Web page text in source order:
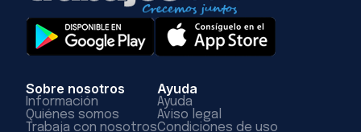
Sobre nosotros
Información
Quiénes somos
Trabaja con nosotros
Ayuda
Ayuda
Aviso legal
Condiciones de uso